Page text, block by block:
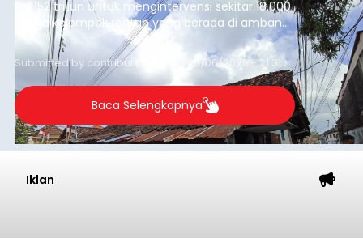
Rp1,152 triliun untuk mengintervensi sekitar 18.000
warga kelompok rentan yang berada di ambang
garis kemiskinan. Langkah strategis ini diambil
guna menjaga masyarakat yang berada pada
kelompok desil 5 dan 6 tersebut agar tidak
merosot ke kategori miskin.
Submitted by contributor Thu, 08/06/2026 - 21:31
Baca Selengkapnya
Iklan